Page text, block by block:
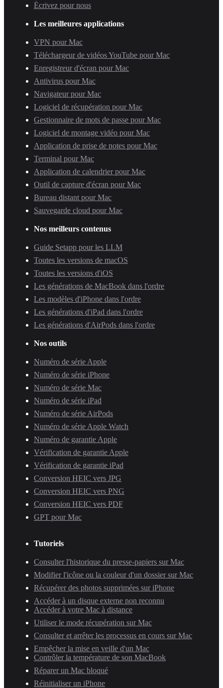
Écrivez pour nous
Les meilleures applications
VPN pour Mac
Téléchargeur de vidéos YouTube pour Mac
Enregistreur d'écran pour Mac
Antivirus pour Mac
Navigateur pour Mac
Logiciel de récupération pour Mac
Gestionnaire de mots de passe pour Mac
Logiciel de montage vidéo pour Mac
Application de prise de notes pour Mac
Terminal pour Mac
Application de calendrier pour Mac
Outil de capture d'écran pour Mac
Bureau distant pour Mac
Sauvegarde cloud pour Mac
Nos meilleurs contenus
Guide Setapp pour les LLM
Toutes les versions de macOS
Toutes les versions d'iOS
Les générations de MacBook dans l'ordre
Les modèles d'iPhone dans l'ordre
Les générations d'iPad dans l'ordre
Les générations d'AirPods dans l'ordre
Nos outils
Numéro de série Apple
Numéro de série iPhone
Numéro de série Mac
Numéro de série iPad
Numéro de série AirPods
Numéro de série Apple Watch
Numéro de garantie Apple
Vérification de garantie Apple
Vérification de garantie iPad
Conversion HEIC vers JPG
Conversion HEIC vers PNG
Conversion HEIC vers PDF
GPT pour Mac
Tutoriels
Consulter l'historique du presse-papiers sur Mac
Modifier l'icône ou la couleur d'un dossier sur Mac
Récupérer des photos supprimées sur iPhone
Accéder à un disque externe non reconnu
Accéder à votre Mac à distance
Utiliser le mode récupération sur Mac
Consulter et arrêter les processus en cours sur Mac
Empêcher la mise en veille d'un Mac
Contrôler la température de son MacBook
Réparer un Mac bloqué
Réinitialiser un iPhone